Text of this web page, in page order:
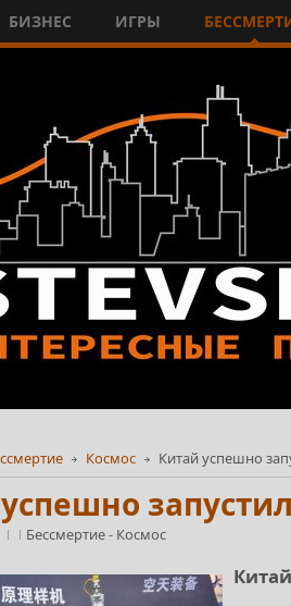
БИЗНЕС ИГРЫ
Космос Китай успешно
Бессмертие- Космос